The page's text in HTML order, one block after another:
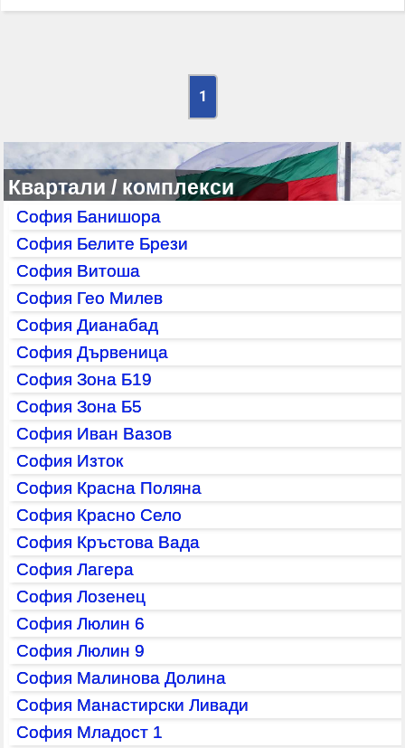
1
Квартали / комплекси
София Банишора
София Белите Брези
София Витоша
София Гео Милев
София Дианабад
София Дървеница
София Зона Б19
София Зона Б5
София Иван Вазов
София Изток
София Красна Поляна
София Красно Село
София Кръстова Вада
София Лагера
София Лозенец
София Люлин 6
София Люлин 9
София Малинова Долина
София Манастирски Ливади
София Младост 1